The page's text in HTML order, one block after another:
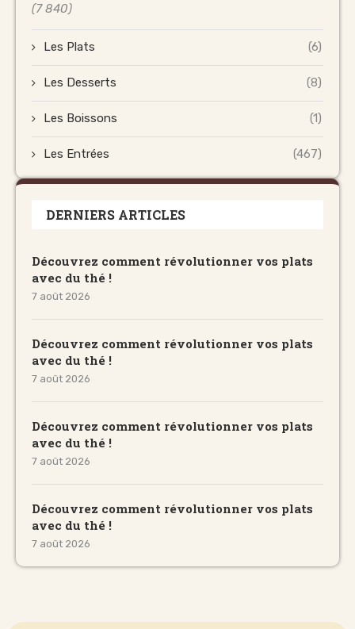
(7 840)
Les Plats (6)
Les Desserts (8)
Les Boissons (1)
Les Entrées (467)
DERNIERS ARTICLES
Découvrez comment révolutionner vos plats
avec du thé !
7 août 2026
Découvrez comment révolutionner vos plats
avec du thé !
7 août 2026
Découvrez comment révolutionner vos plats
avec du thé !
7 août 2026
Découvrez comment révolutionner vos plats
avec du thé !
7 août 2026